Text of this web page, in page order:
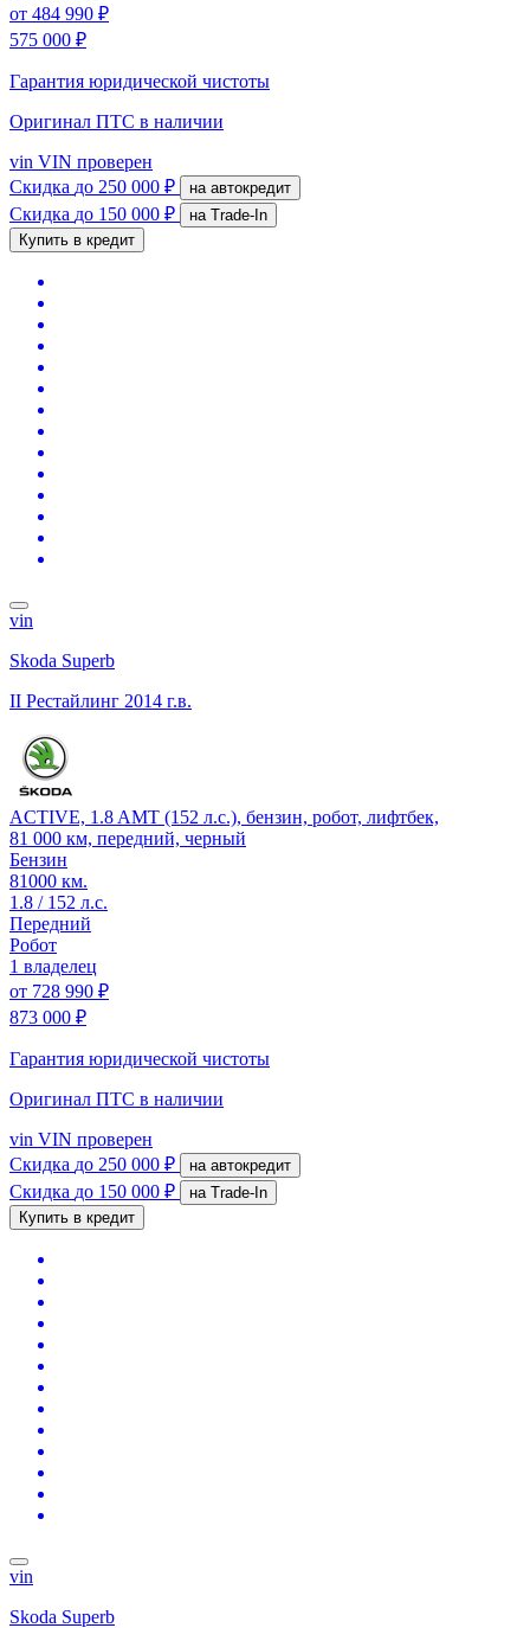
от 484 990 ₽
575 000 ₽
Гарантия юридической чистоты
Оригинал ПТС в наличии
vin VIN проверен
Скидка до 250 000 ₽ на автокредит
Скидка до 150 000 ₽
на Trade-In
Купить в кредит
vin
Skoda Superb
II Рестайлинг 2014 г.в.
ACTIVE, 1.8 AMT (152 л.с.), бензин, робот, лифтбек,
81 000 км, передний, черный
Бензин
81000 км.
1.8 / 152 л.с.
Передний
Робот
1 владелец
от 728 990 ₽
873 000 ₽
Гарантия юридической чистоты
Оригинал ПТС в наличии
vin VIN проверен
Скидка до 250 000 ₽ на автокредит
Скидка до 150 000 ₽
на Trade-In
Купить в кредит
vin
Skoda Superb